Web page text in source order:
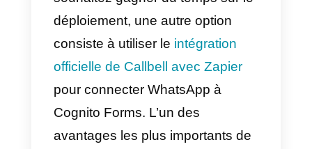
message que vous souhaitez
envoyer via WhatsApp, y compris
des variables qui seront
automatiquement remplies avec
les informations saisies par